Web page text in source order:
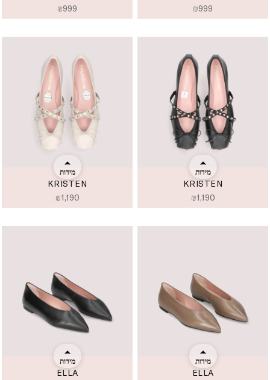
₪999
₪999
KRISTEN
₪1,190
מידות
KRISTEN
₪1,190
מידות
ELLA
מידות
ELLA
מידות